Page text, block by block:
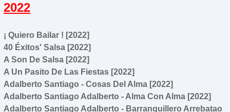
2022
¡ Quiero Bailar ! [2022]
40 Éxitos' Salsa [2022]
A Son De Salsa [2022]
A Un Pasito De Las Fiestas [2022]
Adalberto Santiago - Cosas Del Alma [2022]
Adalberto Santiago Adalberto - Alma Con Alma [2022]
Adalberto Santiago Adalberto - Barranquillero Arrebatao